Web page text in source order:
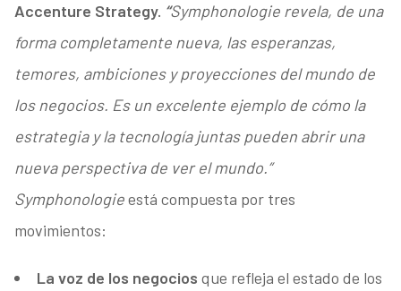
Accenture Strategy. “Symphonologie revela, de una
forma completamente nueva, las esperanzas,
temores, ambiciones y proyecciones del mundo de
los negocios. Es un excelente ejemplo de cómo la
estrategia y la tecnología juntas pueden abrir una
nueva perspectiva de ver el mundo.”
Symphonologieestá compuesta por tres
movimientos:
La voz de los negocios que refleja el estado de los